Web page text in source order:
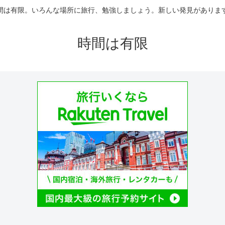
は有限。いろんな場所に旅行、勉強しましょう。新しい発見がありま
時間は有限